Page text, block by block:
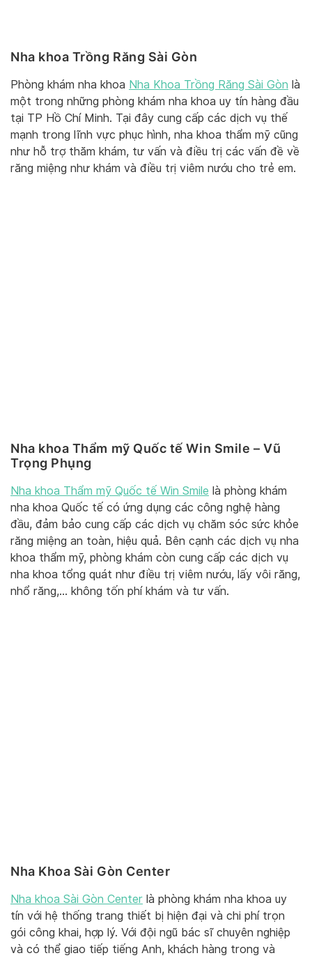
Nha khoa Trồng Răng Sài Gòn
Phòng khám nha khoa Nha Khoa Trồng Răng Sài Gòn là
một trong những phòng khám nha khoa uy tín hàng đầu
tại TP Hồ Chí Minh. Tại đây cung cấp các dịch vụ thế
mạnh trong lĩnh vực phục hình, nha khoa thẩm mỹ cũng
như hỗ trợ thăm khám, tư vấn và điều trị các vấn đề về
răng miệng như khám và điều trị viêm nướu cho trẻ em.
Nha khoa Thẩm mỹ Quốc tế Win Smile – Vũ
Trọng Phụng
Nha khoa Thẩm mỹ Quốc tế Win Smile là phòng khám
nha khoa Quốc tế có ứng dụng các công nghệ hàng
đầu, đảm bảo cung cấp các dịch vụ chăm sóc sức khỏe
răng miệng an toàn, hiệu quả. Bên cạnh các dịch vụ nha
khoa thẩm mỹ, phòng khám còn cung cấp các dịch vụ
nha khoa tổng quát như điều trị viêm nướu, lấy vôi răng,
nhổ răng,… không tốn phí khám và tư vấn.
Nha Khoa Sài Gòn Center
Nha khoa Sài Gòn Center là phòng khám nha khoa uy
tín với hệ thống trang thiết bị hiện đại và chi phí trọn
gói công khai, hợp lý. Với đội ngũ bác sĩ chuyên nghiệp
và có thể giao tiếp tiếng Anh, khách hàng trong và